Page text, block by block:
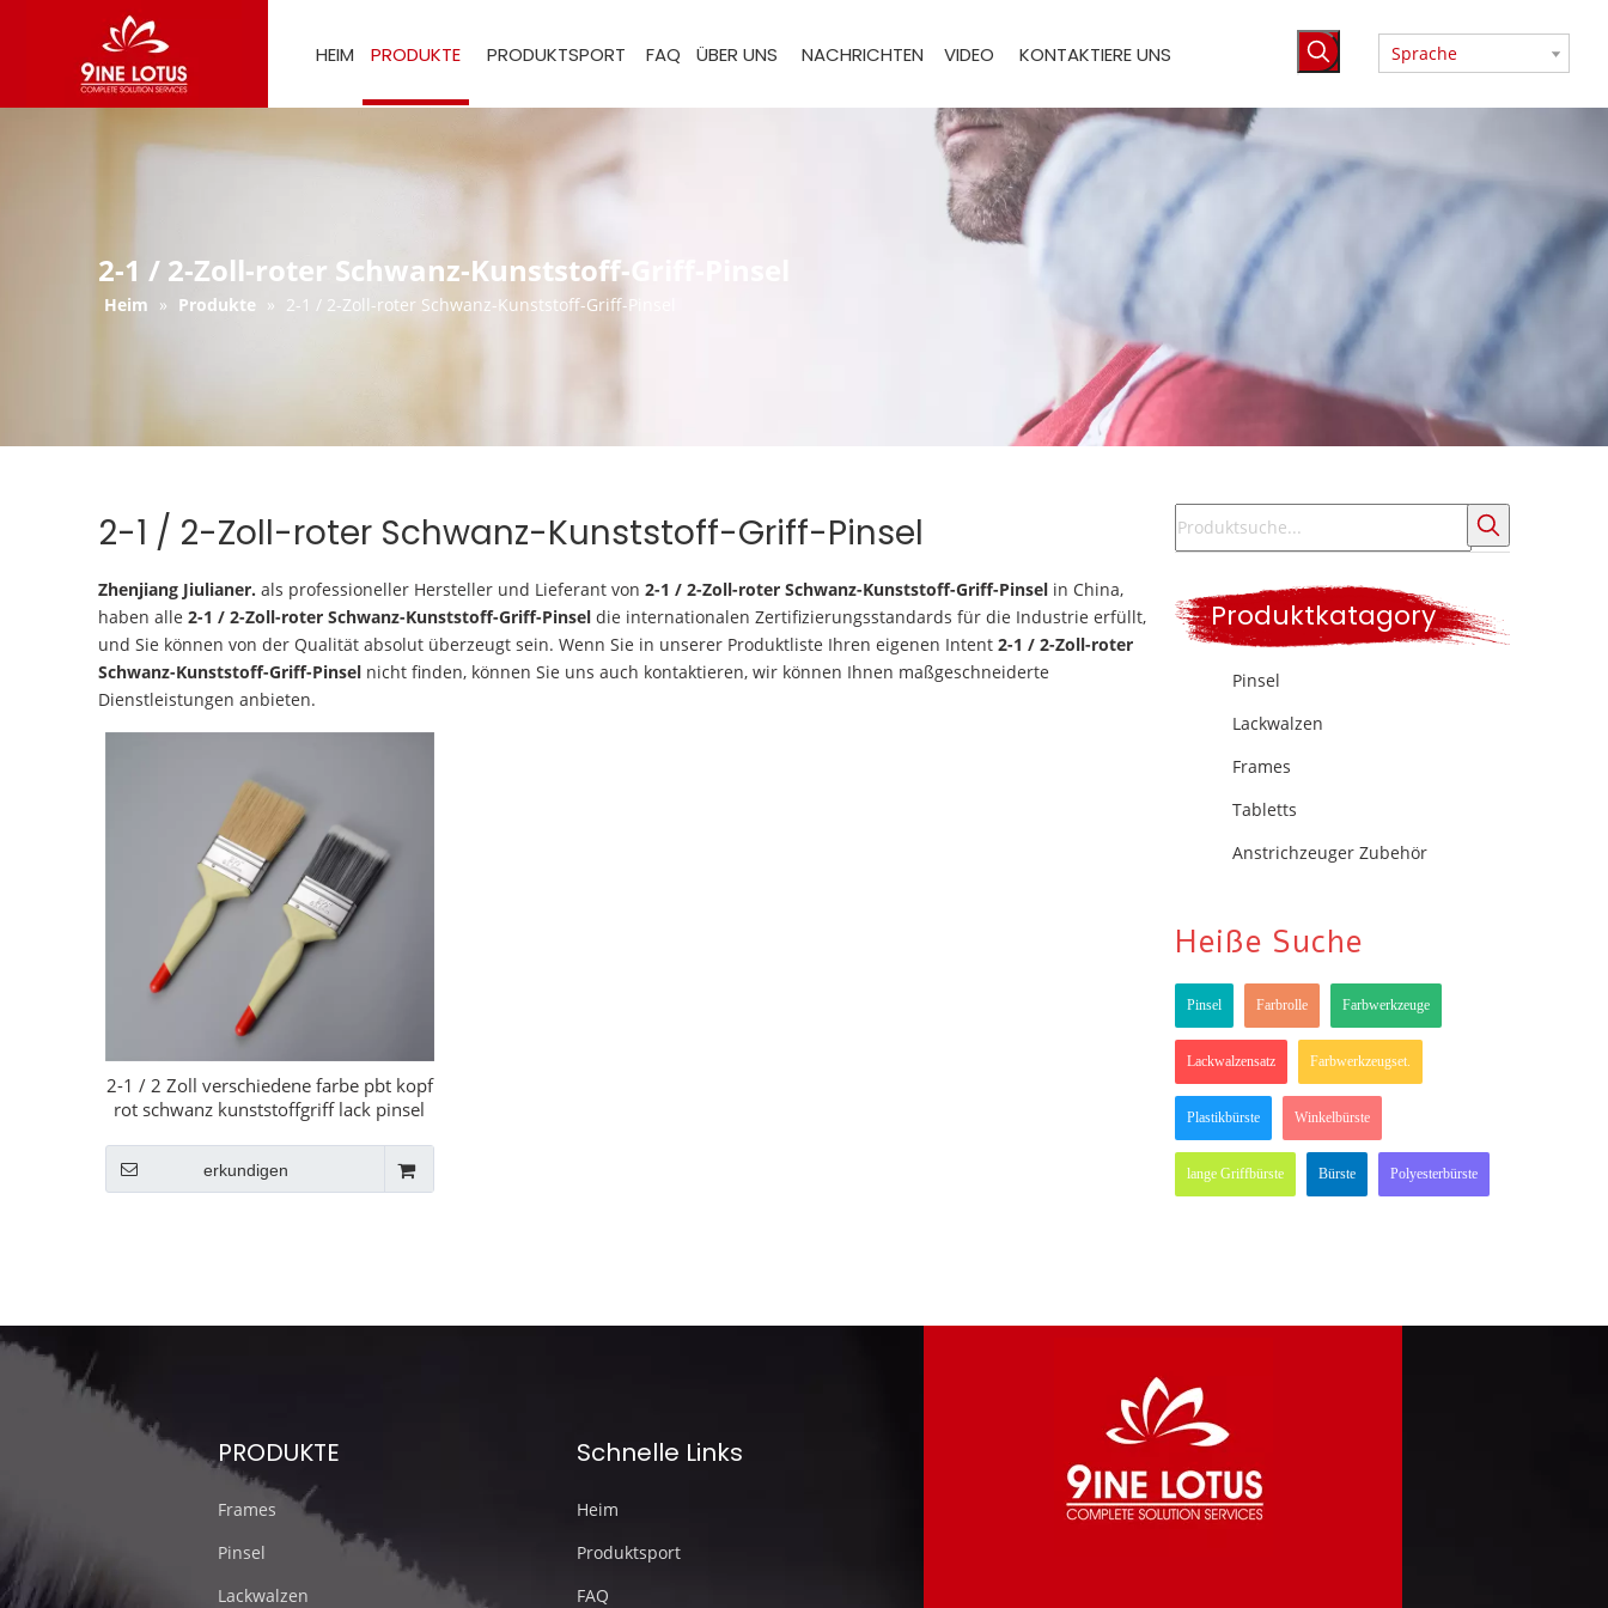
HEIM PRODUKTE PRODUKTSPORT FAQ ÜBER UNS NACHRICHTEN VIDEO KONTAKTIERE UNS Sprache
2-1 / 2-Zoll-roter Schwanz-Kunststoff-Griff-Pinsel
Heim » Produkte » 2-1 / 2-Zoll-roter Schwanz-Kunststoff-Griff-Pinsel
2-1 / 2-Zoll-roter Schwanz-Kunststoff-Griff-Pinsel
Zhenjiang Jiulianer. als professioneller Hersteller und Lieferant von 2-1 / 2-Zoll-roter Schwanz-Kunststoff-Griff-Pinsel in China,
haben alle 2-1 / 2-Zoll-roter Schwanz-Kunststoff-Griff-Pinsel die internationalen Zertifizierungsstandards für die Industrie erfüllt,
und Sie können von der Qualität absolut überzeugt sein. Wenn Sie in unserer Produktliste Ihren eigenen Intent 2-1 / 2-Zoll-roter
Schwanz-Kunststoff-Griff-Pinsel nicht finden, können Sie uns auch kontaktieren, wir können Ihnen maßgeschneiderte
Dienstleistungen anbieten.
2-1 / 2 Zoll verschiedene farbe pbt kopf
rot schwanz kunststoffgriff lack pinsel
erkundigen
Produktkatagory
Pinsel
Lackwalzen
Frames
Tabletts
Anstrichzeuger Zubehör
Heiße Suche
Pinsel Farbrolle Farbwerkzeuge
Lackwalzensatz Farbwerkzeugset.
Plastikbürste Winkelbürste
lange Griffbürste Bürste Polyesterbürste
PRODUKTE
Frames
Pinsel
Lackwalzen
Schnelle Links
Heim
Produktsport
FAQ